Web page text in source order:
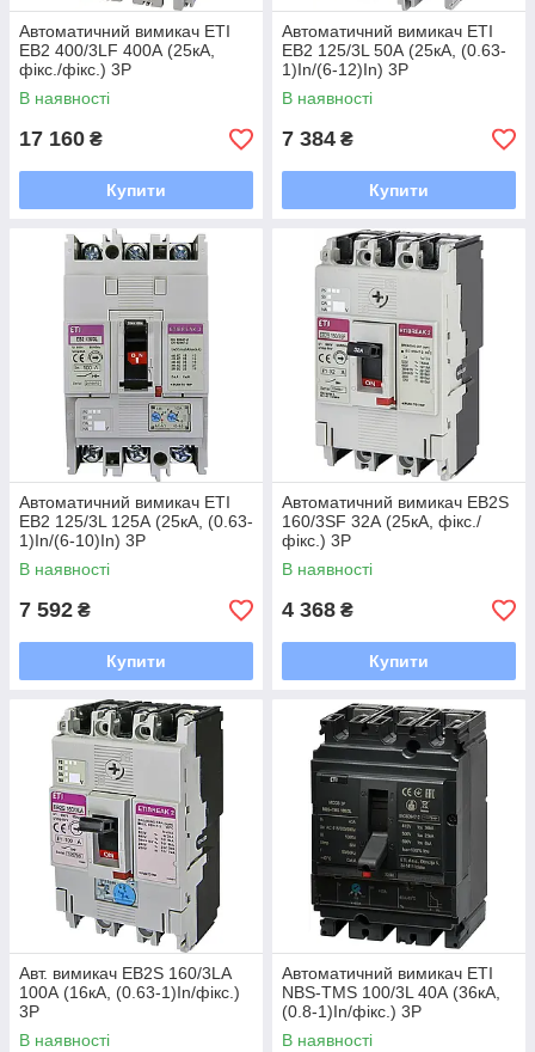
Автоматичний вимикач ETI
EB2 400/3LF 400А (25кА,
фікс./фікс.) 3P
В наявності
17 160 ₴
Купити
Автоматичний вимикач ETI
EB2 125/3L 50А (25кА, (0.63-
1)In/(6-12)In) 3P
В наявності
7 384 ₴
Купити
Автоматичний вимикач ETI
EB2 125/3L 125А (25кА, (0.63-
1)In/(6-10)In) 3P
В наявності
7 592 ₴
Купити
Автоматичний вимикач EB2S
160/3SF 32А (25кА, фікс./
фікс.) 3P
В наявності
4 368 ₴
Купити
Авт. вимикач EB2S 160/3LA
100А (16кА, (0.63-1)In/фікс.)
3P
В наявності
Автоматичний вимикач ETI
NBS-TMS 100/3L 40А (36кА,
(0.8-1)In/фікс.) 3P
В наявності